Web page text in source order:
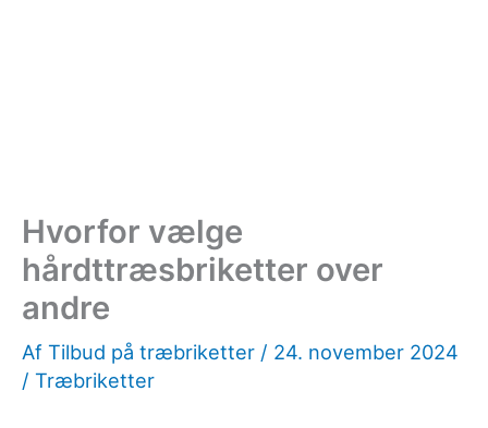
Hvorfor vælge
hårdttræsbriketter over
andre
Af Tilbud på træbriketter / 24. november 2024
/ Træbriketter